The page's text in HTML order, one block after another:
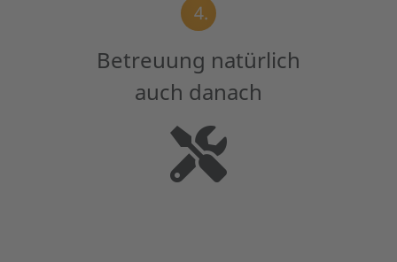
4.
Betreuung natürlich
auch danach